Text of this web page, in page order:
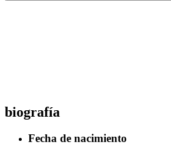
biografía
Fecha de nacimiento